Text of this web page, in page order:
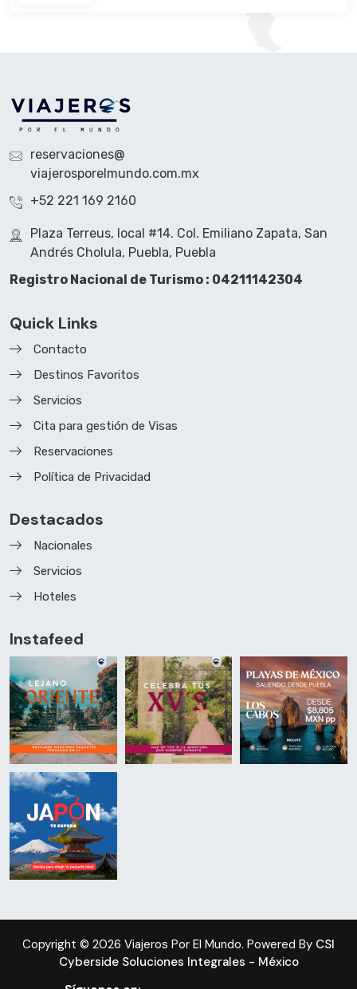
reservaciones@
viajerosporelmundo.com.mx
+52 221 169 2160
Plaza Terreus, local #14. Col. Emiliano Zapata, San
Andrés Cholula, Puebla, Puebla
Registro Nacional de Turismo : 04211142304
Quick Links
Contacto
Destinos Favoritos
Servicios
Cita para gestión de Visas
Reservaciones
Política de Privacidad
Destacados
Nacionales
Servicios
Hoteles
Instafeed
Copyright © 2026 Viajeros Por El Mundo. Powered By CSI
Cyberside Soluciones Integrales - México